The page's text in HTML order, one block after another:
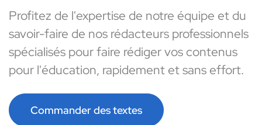
Profitez de l'expertise de notre équipe et du
savoir-faire de nos rédacteurs professionnels
spécialisés pour faire rédiger vos contenus
pour l'éducation, rapidement et sans effort.
Commander des textes